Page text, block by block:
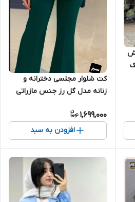
کت شلوار مجلسی دخترانه و
زنانه مدل گل رز جنس مازراتی
خرداد
1,699,000
افزودن به سبد